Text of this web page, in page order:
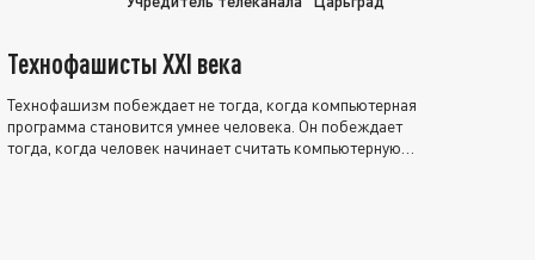
Технофашисты XXI века
Технофашизм побеждает не тогда, когда компьютерная
программа становится умнее человека. Он побеждает
тогда, когда человек начинает считать компьютерную